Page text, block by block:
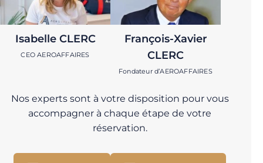
Isabelle CLERC
CEO AEROAFFAIRES
François-Xavier
CLERC
Fondateur d’AEROAFFAIRES
Nos experts sont à votre disposition pour vous
accompagner à chaque étape de votre
réservation.